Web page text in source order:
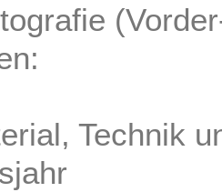
Technik